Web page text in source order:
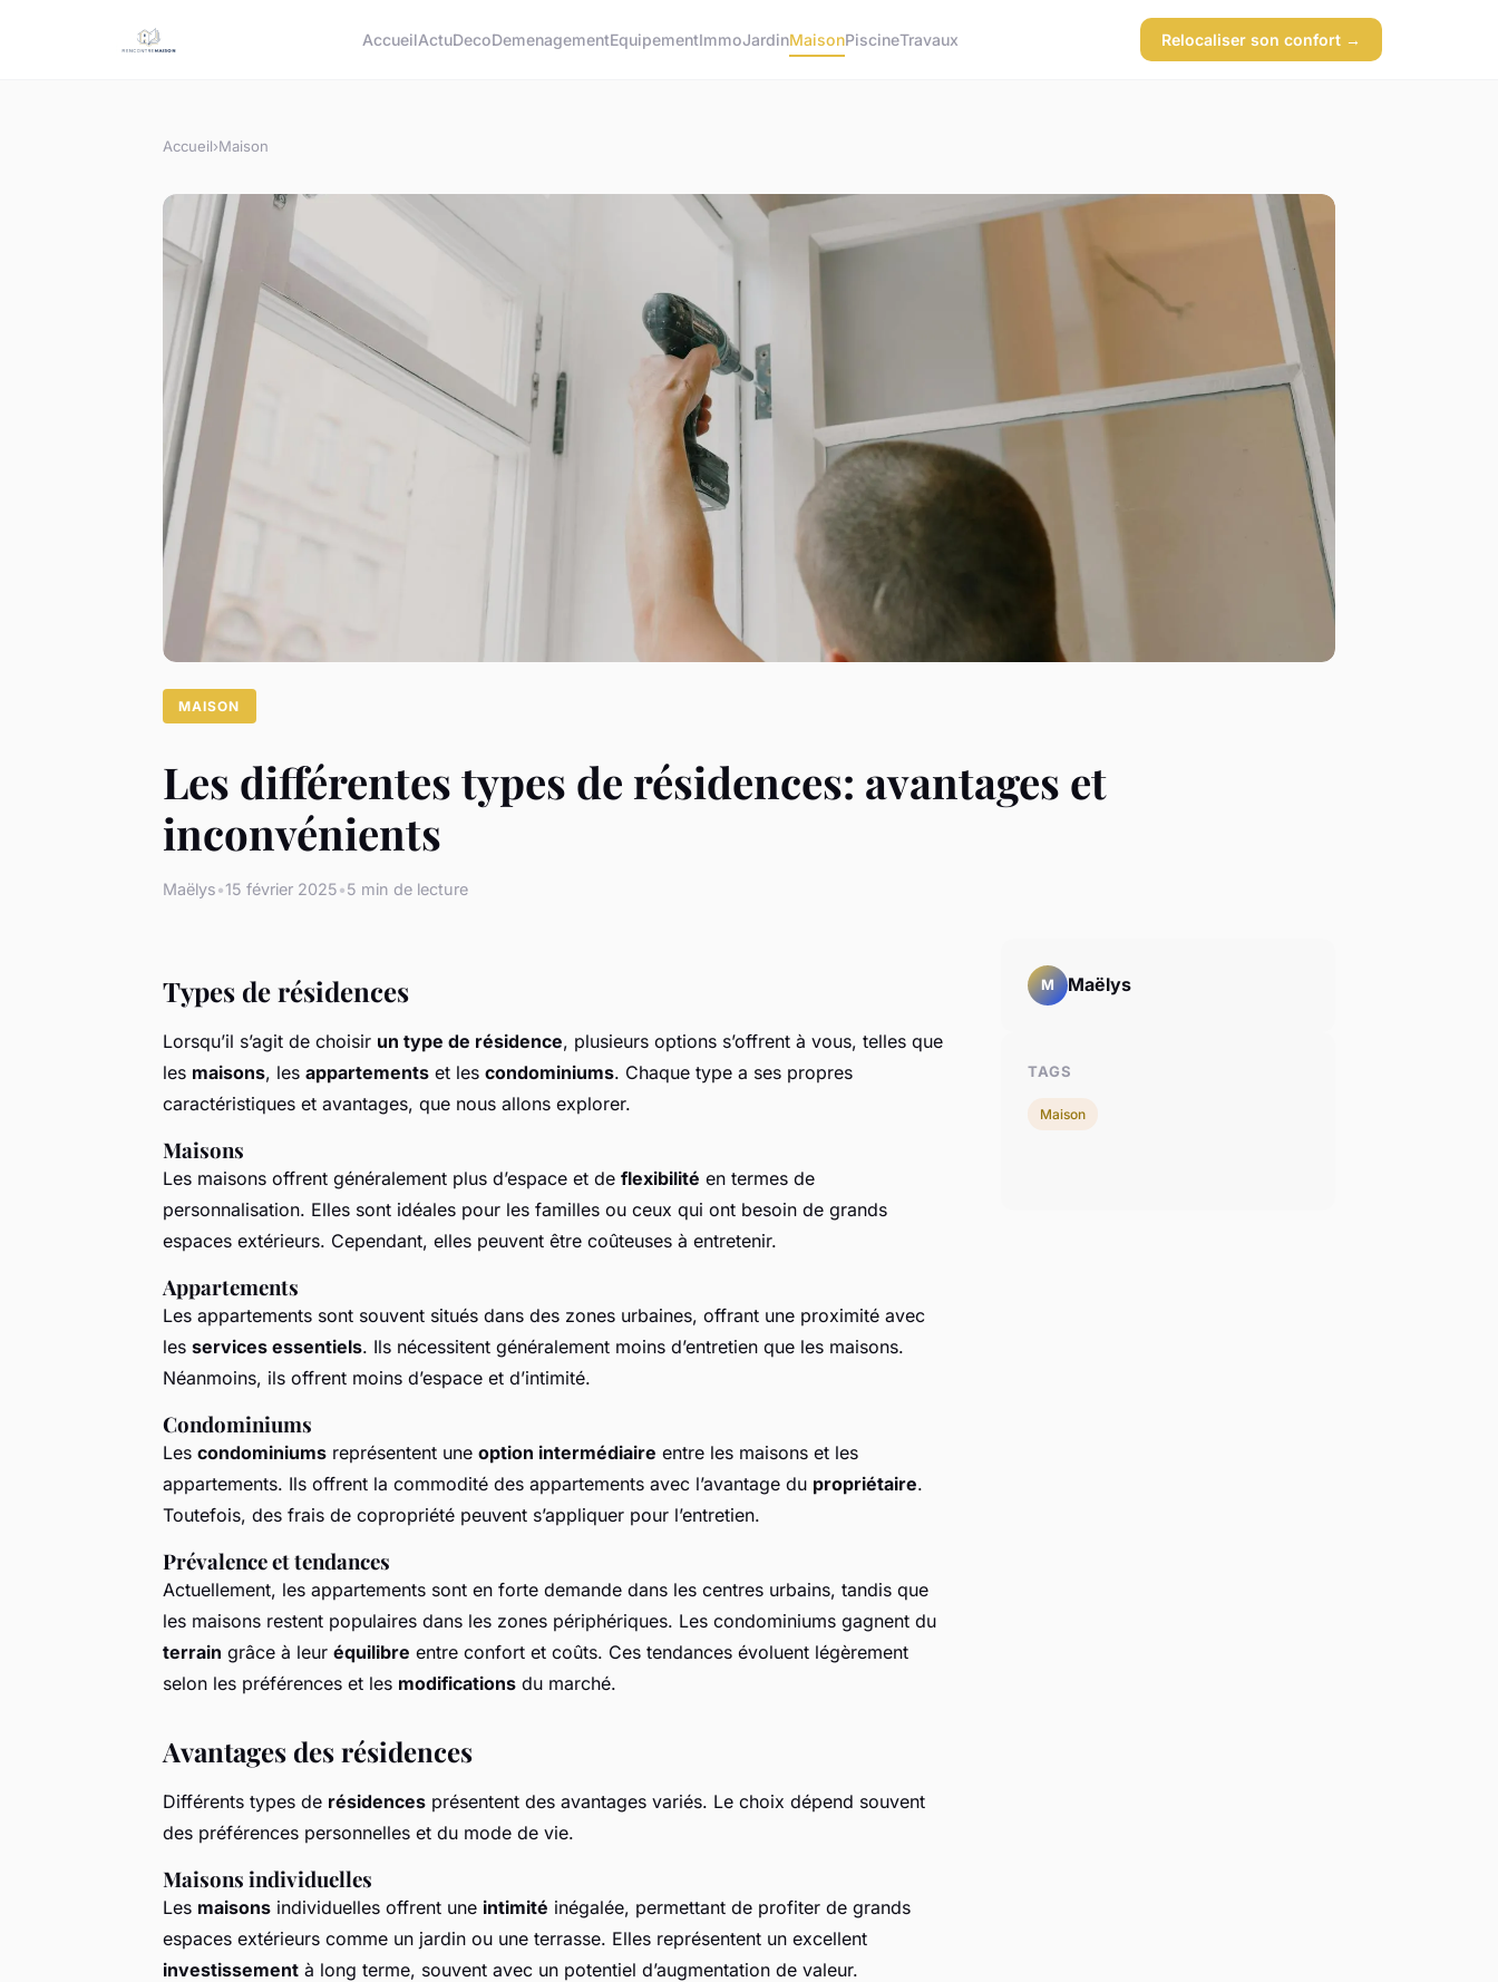
AccueilActuDecoDemenagementEquipementImmoJardinMaisonPiscineTravaux Relocaliser son confort →
Accueil›Maison
MAISON
Les différentes types de résidences: avantages et
inconvénients
Maëlys•15 février 2025•5 min de lecture
Types de résidences
Lorsqu’il s’agit de choisir un type de résidence, plusieurs options s’offrent à vous, telles que
les maisons, les appartements et les condominiums. Chaque type a ses propres
caractéristiques et avantages, que nous allons explorer.
Maisons
Les maisons offrent généralement plus d’espace et de flexibilité en termes de
personnalisation. Elles sont idéales pour les familles ou ceux qui ont besoin de grands
espaces extérieurs. Cependant, elles peuvent être coûteuses à entretenir.
Appartements
Les appartements sont souvent situés dans des zones urbaines, offrant une proximité avec
les services essentiels. Ils nécessitent généralement moins d’entretien que les maisons.
Néanmoins, ils offrent moins d’espace et d’intimité.
Condominiums
Les condominiums représentent une option intermédiaire entre les maisons et les
appartements. Ils offrent la commodité des appartements avec l’avantage du propriétaire.
Toutefois, des frais de copropriété peuvent s’appliquer pour l’entretien.
Prévalence et tendances
Actuellement, les appartements sont en forte demande dans les centres urbains, tandis que
les maisons restent populaires dans les zones périphériques. Les condominiums gagnent du
terrain grâce à leur équilibre entre confort et coûts. Ces tendances évoluent légèrement
selon les préférences et les modifications du marché.
Avantages des résidences
Différents types de résidences présentent des avantages variés. Le choix dépend souvent
des préférences personnelles et du mode de vie.
Maisons individuelles
Les maisons individuelles offrent une intimité inégalée, permettant de profiter de grands
espaces extérieurs comme un jardin ou une terrasse. Elles représentent un excellent
investissement à long terme, souvent avec un potentiel d’augmentation de valeur.
M Maëlys
TAGS
Maison